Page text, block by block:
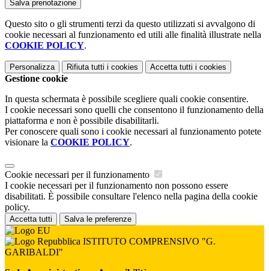
Questo sito o gli strumenti terzi da questo utilizzati si avvalgono di
cookie necessari al funzionamento ed utili alle finalità illustrate nella
COOKIE POLICY.
Personalizza Rifiuta tutti i cookies Accetta tutti i cookies
Gestione cookie
In questa schermata è possibile scegliere quali cookie consentire.
I cookie necessari sono quelli che consentono il funzionamento della
piattaforma e non è possibile disabilitarli.
Per conoscere quali sono i cookie necessari al funzionamento potete
visionare la COOKIE POLICY.
Cookie necessari per il funzionamento
I cookie necessari per il funzionamento non possono essere
disabilitati. È possibile consultare l'elenco nella pagina della cookie
policy.
Accetta tutti Salva le preferenze
ISTITUTO COMPRENSIVO "G.
GARIBALDI"